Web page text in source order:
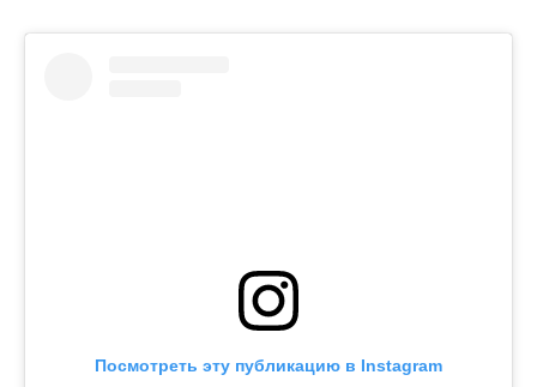
Посмотреть эту публикацию в Instagram